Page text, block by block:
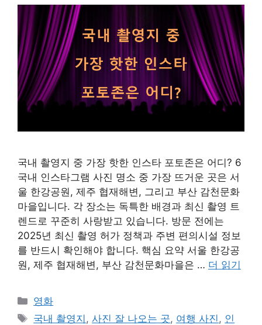
국내 촬영지 중 가장 핫한 인스타 포토존은 어디? 6
국내 인스타그램 사진 명소 중 가장 뜨거운 곳은 서
울 한강공원, 제주 협재해변, 그리고 부산 감천문화
마을입니다. 각 장소는 독특한 배경과 최신 촬영 트
렌드로 꾸준히 사랑받고 있습니다. 방문 전에는
2025년 최신 촬영 허가 정책과 주변 편의시설 정보
를 반드시 확인해야 합니다. 핵심 요약 서울 한강공
원, 제주 협재해변, 부산 감천문화마을은 … 더 읽기
카
테
영화
태
국내 촬영지 ,사진 잘 나오는 곳, 여행 사진 , 인